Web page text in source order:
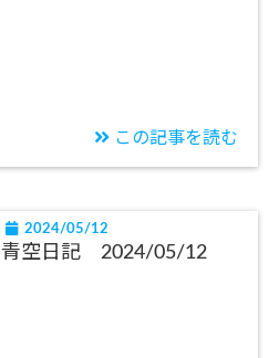
この記事を読む
2024/05/12
青空日記 2024/05/12